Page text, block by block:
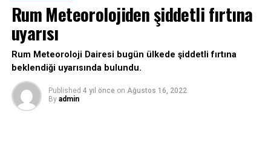
Rum Meteorolojiden şiddetli fırtına
uyarısı
Rum Meteoroloji Dairesi bugün ülkede şiddetli fırtına
beklendiği uyarısında bulundu.
Published 4 yıl önce on Ağustos 16, 2022
By admin